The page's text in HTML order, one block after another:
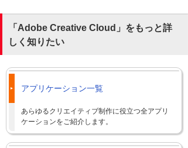
「Adobe Creative Cloud」をもっと詳
しく知りたい
アプリケーション一覧
あらゆるクリエイティブ制作に役立つ全アプリ
ケーションをご紹介します。